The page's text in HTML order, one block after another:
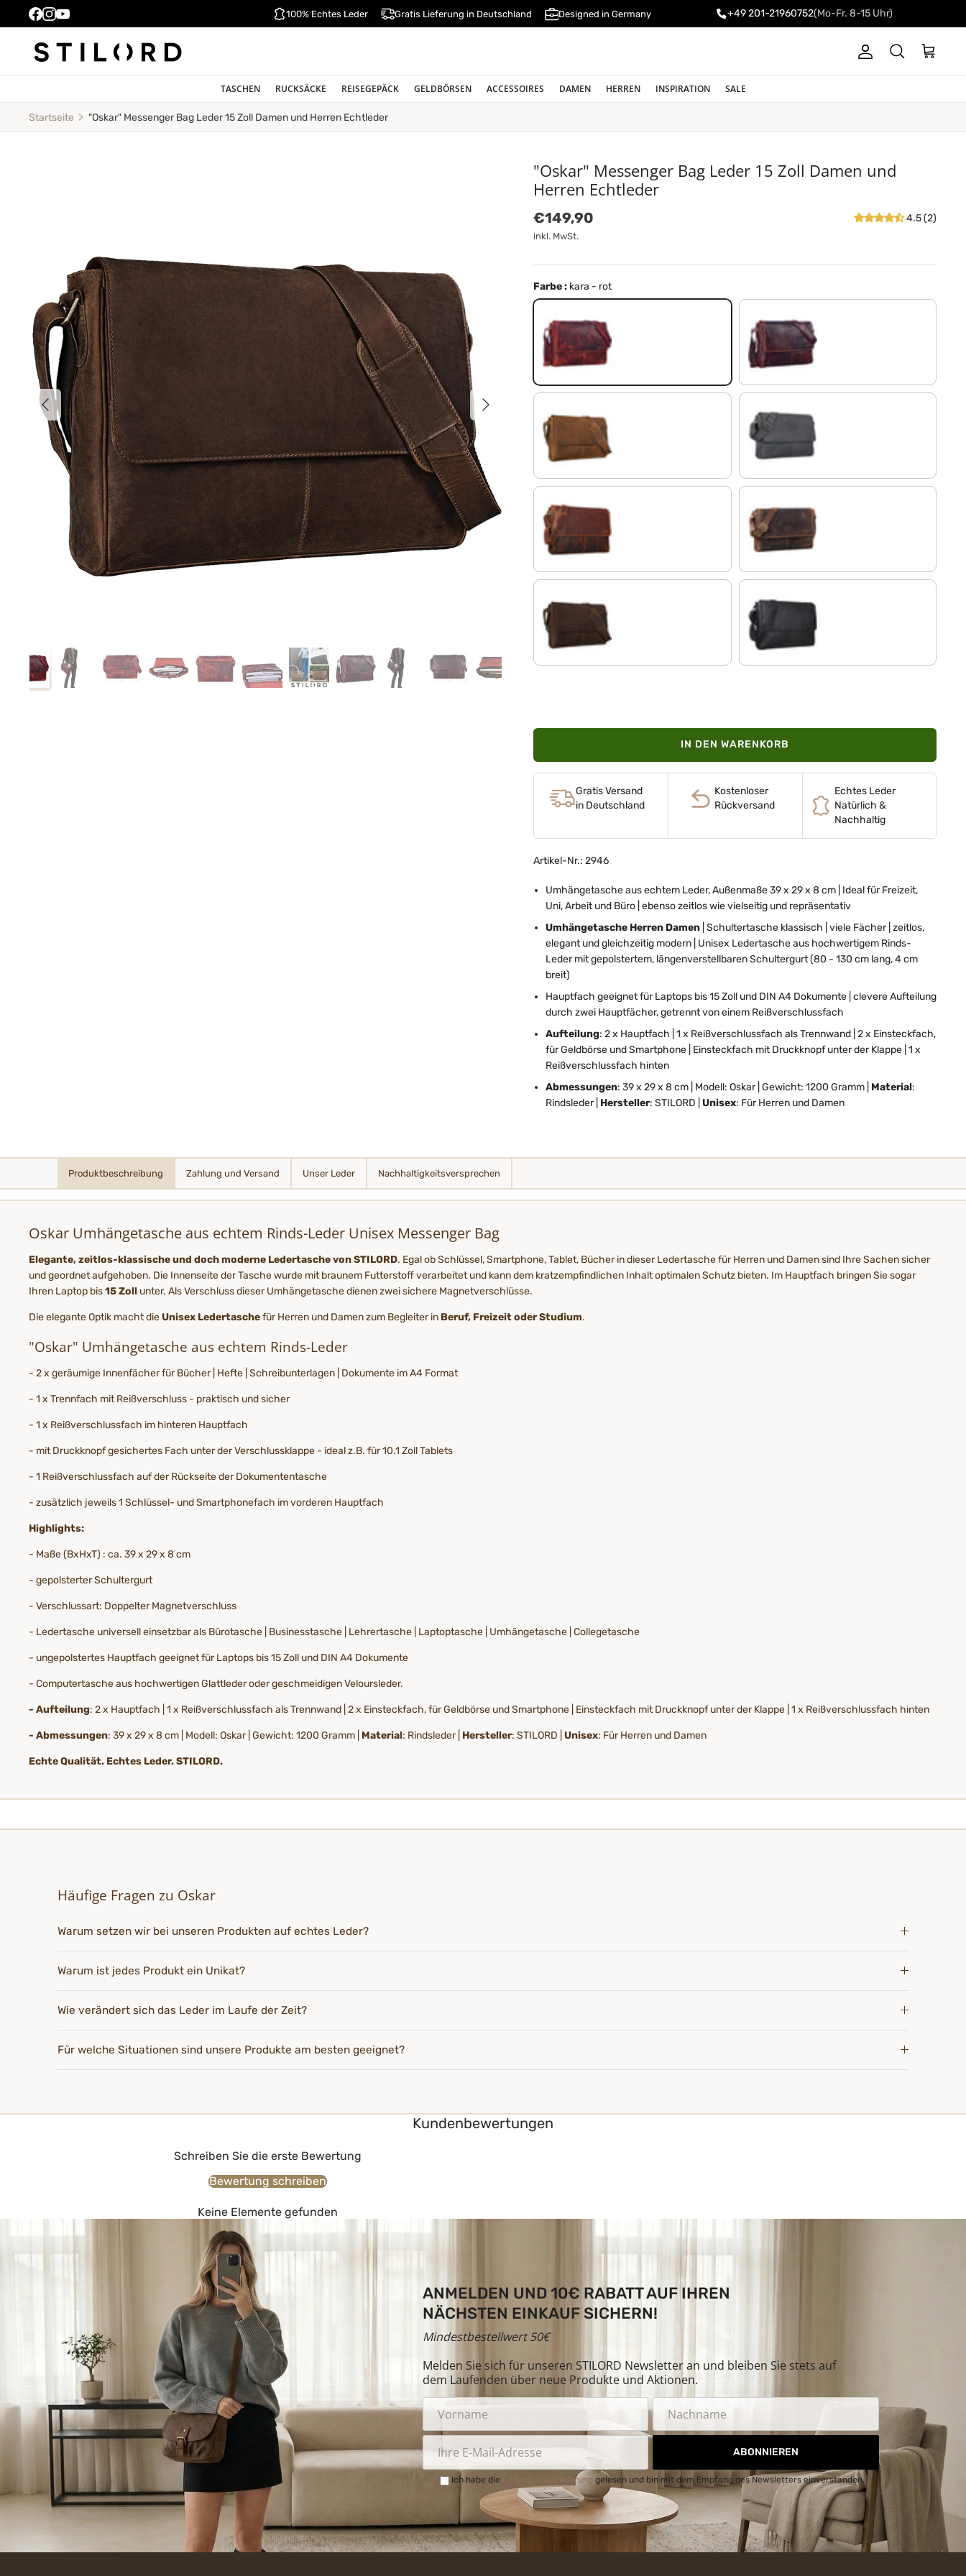
100% Echtes Leder Gratis Lieferung in Deutschland Designed in Germany +49 201-21960752(Mo-Fr. 8-15 Uhr)
KontoSuchen
TASCHEN RUCKSÄCKE REISEGEPÄCK GELDBÖRSEN ACCESSOIRES DAMEN HERREN INSPIRATION SALE
Startseite "Oskar" Messenger Bag Leder 15 Zoll Damen und Herren Echtleder
Vorherige Nächste
"Oskar" Messenger Bag Leder 15 Zoll Damen und
Herren Echtleder
Normaler Preis
€149,90
inkl. MwSt.
4.5 (2)
Farbe : kara - rot
kara - rot kara - braun
mittel - braun carbon - grau
kara - cognac soria - braun
dunkel - braun schwarz
IN DEN WARENKORB
Gratis Versand
in Deutschland
Kostenloser
Rückversand
Echtes Leder
Natürlich &
Nachhaltig
Artikel-Nr.: 2946
Umhängetasche aus echtem Leder, Außenmaße 39 x 29 x 8 cm | Ideal für Freizeit,
Uni, Arbeit und Büro | ebenso zeitlos wie vielseitig und repräsentativ
Umhängetasche Herren Damen Schultertasche klassisch | viele Fächer | zeitlos,
elegant und gleichzeitig modern | Unisex Ledertasche aus hochwertigem Rinds-
Leder mit gepolstertem, längenverstellbaren Schultergurt (80 - 130 cm lang, 4 cm
breit)
Hauptfach geeignet für Laptops bis 15 Zoll und DIN A4 Dokumente | clevere Aufteilung
durch zwei Hauptfächer, getrennt von einem Reißverschlussfach
Aufteilung: 2 x Hauptfach | 1 x Reißverschlussfach als Trennwand | 2 x Einsteckfach,
für Geldbörse und Smartphone | Einsteckfach mit Druckknopf unter der Klappe | 1 x
Reißverschlussfach hinten
Abmessungen: 39 x 29 x 8 cm | Modell: Oskar | Gewicht: 1200 Gramm | Material:
Rindsleder | Hersteller: STILORD | Unisex: Für Herren und Damen
Produktbeschreibung Zahlung und Versand Unser Leder Nachhaltigkeits­­­versprechen
Oskar Umhängetasche aus echtem Rinds-Leder Unisex Messenger Bag
Elegante, zeitlos-klassische und doch moderne Ledertasche von STILORD. Egal ob Schlüssel, Smartphone, Tablet, Bücher in dieser Ledertasche für Herren und Damen sind Ihre Sachen sicher
und geordnet aufgehoben. Die Innenseite der Tasche wurde mit braunem Futterstoff verarbeitet und kann dem kratzempfindlichen Inhalt optimalen Schutz bieten. Im Hauptfach bringen Sie sogar
Ihren Laptop bis15 Zoll unter. Als Verschluss dieser Umhängetasche dienen zwei sichere Magnetverschlüsse.
Die elegante Optik macht dieUnisex Ledertaschefür Herren und Damen zum Begleiter in Beruf, Freizeit oder Studium.
"Oskar" Umhängetasche aus echtem Rinds-Leder
- 2 x geräumige Innenfächer für Bücher | Hefte | Schreibunterlagen | Dokumente im A4 Format
- 1 x Trennfach mit Reißverschluss - praktisch und sicher
- 1 x Reißverschlussfach im hinteren Hauptfach
- mit Druckknopf gesichertes Fach unter der Verschlussklappe - ideal z.B. für 10.1 Zoll Tablets
- 1 Reißverschlussfach auf der Rückseite der Dokumententasche
- zusätzlich jeweils 1 Schlüssel- und Smartphonefach im vorderen Hauptfach
Highlights:
- Maße (BxHxT) : ca. 39 x 29 x 8 cm
- gepolsterter Schultergurt
- Verschlussart: Doppelter Magnetverschluss
- Ledertasche universell einsetzbar als Bürotasche | Businesstasche | Lehrertasche | Laptoptasche | Umhängetasche | Collegetasche
- ungepolstertes Hauptfach geeignet für Laptops bis 15 Zoll und DIN A4 Dokumente
- Computertasche aus hochwertigen Glattleder oder geschmeidigen Veloursleder.
- Aufteilung: 2 x Hauptfach | 1 x Reißverschlussfach als Trennwand | 2 x Einsteckfach, für Geldbörse und Smartphone | Einsteckfach mit Druckknopf unter der Klappe | 1 x Reißverschlussfach hinten
- Abmessungen: 39 x 29 x 8 cm | Modell: Oskar | Gewicht: 1200 Gramm | Material: Rindsleder | Hersteller: STILORD | Unisex: Für Herren und Damen
Echte Qualität. Echtes Leder. STILORD.
Häufige Fragen zu Oskar
Warum setzen wir bei unseren Produkten auf echtes Leder?
Warum ist jedes Produkt ein Unikat?
Wie verändert sich das Leder im Laufe der Zeit?
Für welche Situationen sind unsere Produkte am besten geeignet?
Kundenbewertungen
Schreiben Sie die erste Bewertung
Bewertung schreiben
Keine Elemente gefunden
ANMELDEN UND 10€ RABATT AUF IHREN
NÄCHSTEN EINKAUF SICHERN!
Mindestbestellwert 50€
Melden Sie sich für unseren STILORD Newsletter an und bleiben Sie stets auf
dem Laufenden über neue Produkte und Aktionen.
ABONNIEREN
Ich habe die Datenschutzerklärung gelesen und bin mit dem Empfang des Newsletters einverstanden.